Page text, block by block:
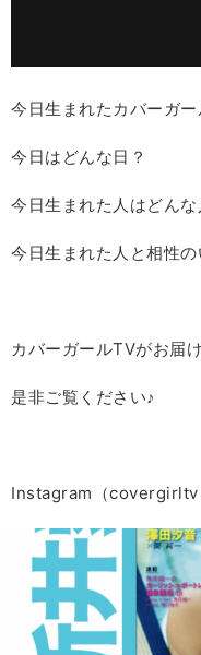
今日生まれたカバーガー
今日はどんな日？
今日生まれた人はどんな
今日生まれた人と相性の
カバーガールTVがお届
是非ご覧ください♪
Instagram（covergirltv